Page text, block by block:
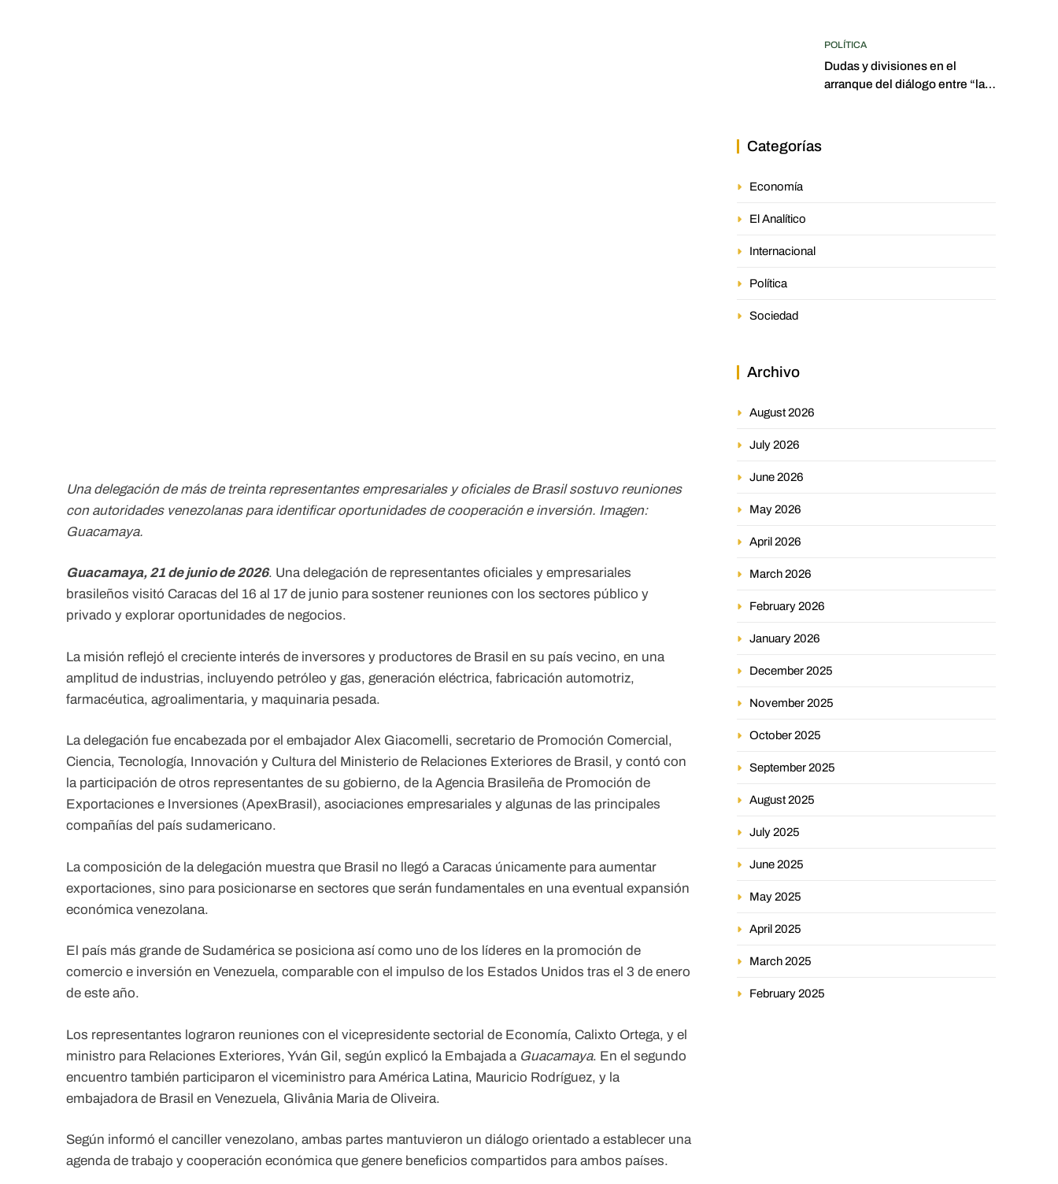
Una delegación de más de treinta representantes empresariales y oficiales de Brasil sostuvo reuniones
con autoridades venezolanas para identificar oportunidades de cooperación e inversión. Imagen:
Guacamaya.
Guacamaya, 21 de junio de 2026. Una delegación de representantes oficiales y empresariales
brasileños visitó Caracas del 16 al 17 de junio para sostener reuniones con los sectores público y
privado y explorar oportunidades de negocios.
La misión reflejó el creciente interés de inversores y productores de Brasil en su país vecino, en una
amplitud de industrias, incluyendo petróleo y gas, generación eléctrica, fabricación automotriz,
farmacéutica, agroalimentaria, y maquinaria pesada.
La delegación fue encabezada por el embajador Alex Giacomelli, secretario de Promoción Comercial,
Ciencia, Tecnología, Innovación y Cultura del Ministerio de Relaciones Exteriores de Brasil, y contó con
la participación de otros representantes de su gobierno, de la Agencia Brasileña de Promoción de
Exportaciones e Inversiones (ApexBrasil), asociaciones empresariales y algunas de las principales
compañías del país sudamericano.
La composición de la delegación muestra que Brasil no llegó a Caracas únicamente para aumentar
exportaciones, sino para posicionarse en sectores que serán fundamentales en una eventual expansión
económica venezolana.
El país más grande de Sudamérica se posiciona así como uno de los líderes en la promoción de
comercio e inversión en Venezuela, comparable con el impulso de los Estados Unidos tras el 3 de enero
de este año.
Los representantes lograron reuniones con el vicepresidente sectorial de Economía, Calixto Ortega, y el
ministro para Relaciones Exteriores, Yván Gil, según explicó la Embajada a Guacamaya. En el segundo
encuentro también participaron el viceministro para América Latina, Mauricio Rodríguez, y la
embajadora de Brasil en Venezuela, Glivânia Maria de Oliveira.
Según informó el canciller venezolano, ambas partes mantuvieron un diálogo orientado a establecer una
agenda de trabajo y cooperación económica que genere beneficios compartidos para ambos países.
POLÍTICA
Dudas y divisiones en el
arranque del diálogo entre “las
Categorías
Economía
El Analítico
Internacional
Política
Sociedad
Archivo
August 2026
July 2026
June 2026
May 2026
April 2026
March 2026
February 2026
January 2026
December 2025
November 2025
October 2025
September 2025
August 2025
July 2025
June 2025
May 2025
April 2025
March 2025
February 2025